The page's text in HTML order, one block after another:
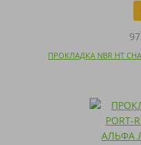
ПРОКЛАДКА NBR HT